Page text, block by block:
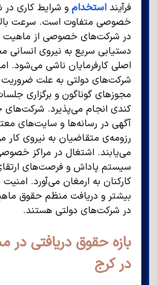
فرآیند استخدام و شرایط کاری
خصوصی متفاوت است. سرعت
در شرکت‌های خصوصی از ماهیت
دستیابی سریع به نیروی
اصلی کارفرمایان ناشی می‌شود.
شرکت‌های دولتی به علت ضروریت
مجوزهای گوناگون و برگزاری
کندی انجام می‌پذیرد. شرکت‌های
آگهی در رسانه‌ها و سایت‌های
رزومه‌ی متقاضیان به نیروی
می‌یابند. اشتغال در مراکز
سیستم پاداش و فرصت‌های
کارکنان به ارمغان می‌آورد.
بیشتر و دریافت منظم حقوق
در شرکت‌های دولتی هستند.
بازه حقوق دریافتی
در کرج